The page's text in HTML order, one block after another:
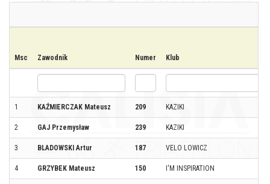
Msc Zawodnik Numer Klub
1 KAŹMIERCZAK Mateusz 209 KAZIKI
2 GAJ Przemysław 239 KAZIKI
3 BLADOWSKI Artur 187 VELO LOWICZ
4 GRZYBEK Mateusz 150 I'M INSPIRATION